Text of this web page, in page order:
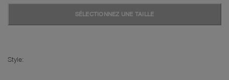
SÉLECTIONNEZ UNE TAILLE
Style: